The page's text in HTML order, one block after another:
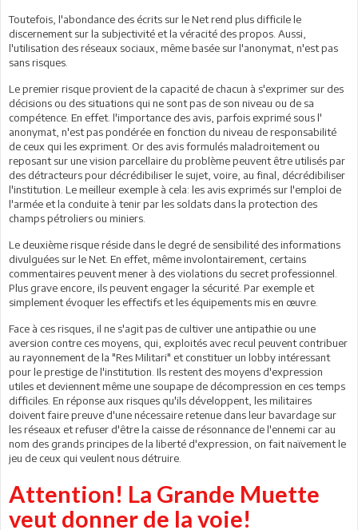
Toutefois, l'abondance des écrits sur le Net rend plus difficile le
discernement sur la subjectivité et la véracité des propos. Aussi,
l'utilisation des réseaux sociaux, même basée sur l'anonymat, n'est pas
sans risques.
Le premier risque provient de la capacité de chacun à s'exprimer sur des
décisions ou des situations qui ne sont pas de son niveau ou de sa
compétence. En effet. l'importance des avis, parfois exprimé sous l'
anonymat, n'est pas pondérée en fonction du niveau de responsabilité
de ceux qui les expriment. Or des avis formulés maladroitement ou
reposant sur une vision parcellaire du problème peuvent être utilisés par
des détracteurs pour décrédibiliser le sujet, voire, au final, décrédibiliser
l'institution. Le meilleur exemple à cela: les avis exprimés sur l'emploi de
l'armée et la conduite à tenir par les soldats dans la protection des
champs pétroliers ou miniers.
Le deuxième risque réside dans le degré de sensibilité des informations
divulguées sur le Net. En effet, même involontairement, certains
commentaires peuvent mener à des violations du secret professionnel.
Plus grave encore, ils peuvent engager la sécurité. Par exemple et
simplement évoquer les effectifs et les équipements mis en œuvre.
Face à ces risques, il ne s'agit pas de cultiver une antipathie ou une
aversion contre ces moyens, qui, exploités avec recul peuvent contribuer
au rayonnement de la "Res Militari" et constituer un lobby intéressant
pour le prestige de l'institution. Ils restent des moyens d'expression
utiles et deviennent même une soupape de décompression en ces temps
difficiles. En réponse aux risques qu'ils développent, les militaires
doivent faire preuve d'une nécessaire retenue dans leur bavardage sur
les réseaux et refuser d'être la caisse de résonnance de l'ennemi car au
nom des grands principes de la liberté d'expression, on fait naïvement le
jeu de ceux qui veulent nous détruire.
Attention! La Grande Muette
veut donner de la voie!